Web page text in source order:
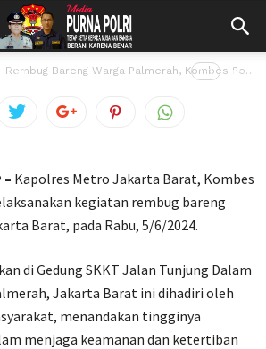
Rembug Bareng Warga Palmerah, Kombes Pol M. Syahduddi Ajak Warga Palmerah Bersinergi...
Syahduddi Ajak Warga
Jaga Kamtibmas
151 views
Kapolres Metro Jakarta Barat, Kombes
kegiatan rembug bareng
Barat, pada Rabu, 5/6/2024.
di Gedung SKKT Jalan Tunjung Dalam
Jakarta Barat ini dihadiri oleh
menandakan tingginya
menjaga keamanan dan ketertiban